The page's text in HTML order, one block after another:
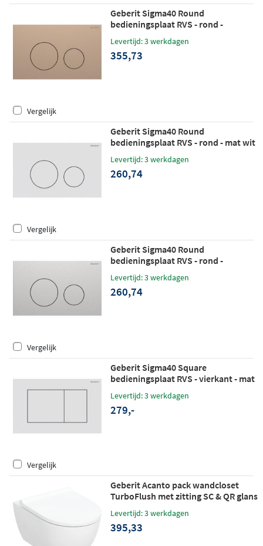
Geberit Sigma40 Round
bedieningsplaat RVS - rond -
roodgoud
Levertijd: 3 werkdagen
355,73
Vergelijk
Geberit Sigma40 Round
bedieningsplaat RVS - rond - mat wit
Levertijd: 3 werkdagen
260,74
Vergelijk
Geberit Sigma40 Round
bedieningsplaat RVS - rond -
Levertijd: 3 werkdagen
260,74
Vergelijk
Geberit Sigma40 Square
bedieningsplaat RVS - vierkant - mat
Levertijd: 3 werkdagen
279,-
Vergelijk
Geberit Acanto pack wandcloset
TurboFlush met zitting SC & QR glans
Levertijd: 3 werkdagen
395,33